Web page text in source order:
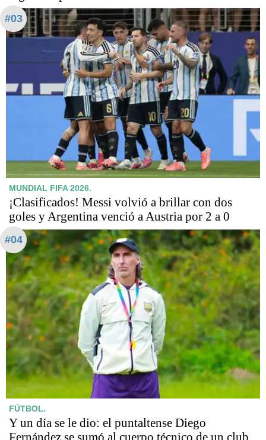
#03
MUNDIAL FIFA 2026.
¡Clasificados! Messi volvió a brillar con dos
goles y Argentina venció a Austria por 2 a 0
#04
FÚTBOL.
Y un día se le dio: el puntaltense Diego